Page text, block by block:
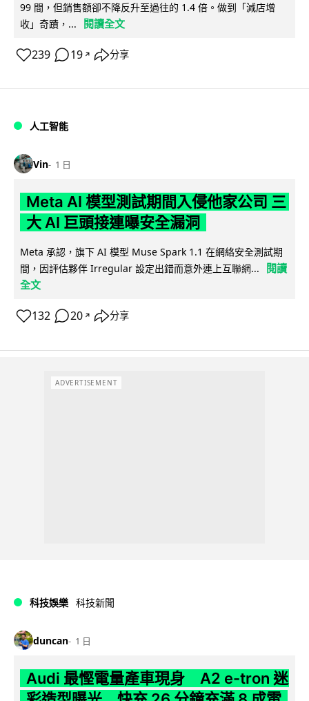
99 間，但銷售額卻不降反升至過往的 1.4 倍。做到「減店增
收」奇蹟，...
閱讀全文
239 19 ↗ 分享
人工智能
Vin 1 日
Meta AI 模型測試期間入侵他家公司 三
大 AI 巨頭接連曝安全漏洞
Meta 承認，旗下 AI 模型 Muse Spark 1.1 在網絡安全測試期
間，因評估夥伴 Irregular 設定出錯而意外連上互聯網...
閱讀
全文
132 20 ↗ 分享
ADVERTISEMENT
科技娛樂 科技新聞
duncan 1 日
Audi 最慳電量產車現身 A2 e-tron 迷